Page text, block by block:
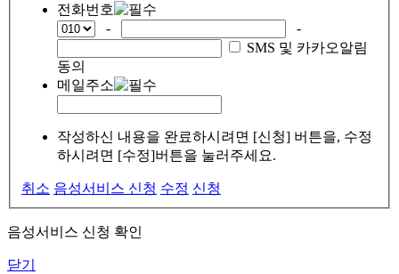
전화번호
-
-
SMS 및 카카오알림
동의
메일주소
작성하신 내용을 완료하시려면 [신청] 버튼을, 수정
하시려면 [수정]버튼을 눌러주세요.
취소 음성서비스 신청 수정 신청
음성서비스 신청 확인
닫기